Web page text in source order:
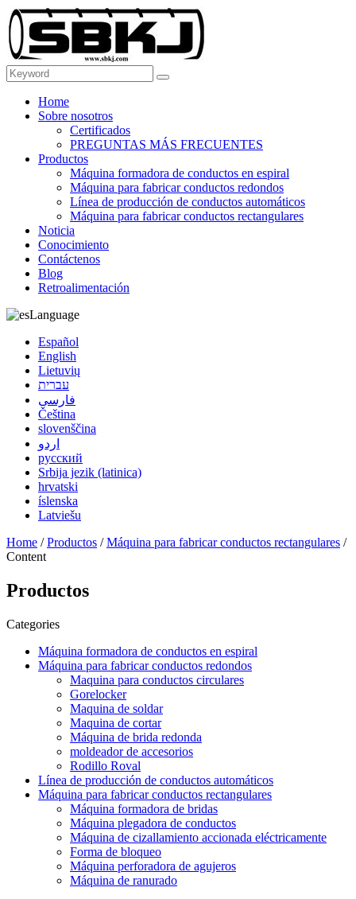
Home
Sobre nosotros
Certificados
PREGUNTAS MÁS FRECUENTES
Productos
Máquina formadora de conductos en espiral
Máquina para fabricar conductos redondos
Línea de producción de conductos automáticos
Máquina para fabricar conductos rectangulares
Noticia
Conocimiento
Contáctenos
Blog
Retroalimentación
Language
Español
English
Lietuvių
עברית
فارسی
Čeština
slovenščina
اردو
русский
Srbija jezik (latinica)
hrvatski
íslenska
Latviešu
Home /Productos /Máquina para fabricar conductos rectangulares /
Content
Productos
Categories
Máquina formadora de conductos en espiral
Máquina para fabricar conductos redondos
Maquina para conductos circulares
Gorelocker
Maquina de soldar
Maquina de cortar
Máquina de brida redonda
moldeador de accesorios
Rodillo Roval
Línea de producción de conductos automáticos
Máquina para fabricar conductos rectangulares
Máquina formadora de bridas
Máquina plegadora de conductos
Máquina de cizallamiento accionada eléctricamente
Forma de bloqueo
Máquina perforadora de agujeros
Máquina de ranurado